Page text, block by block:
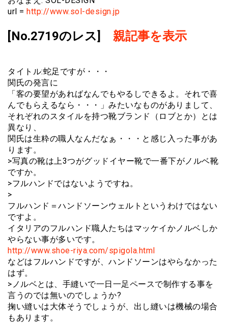
url = http://www.sol-design.jp
[No.2719のレス] 親記事を表示
タイトル:蛇足ですが・・・
関氏の発言に
「客の要望があればなんでもやるしできるよ。それで喜
んでもらえるなら・・・」みたいなものがありまして、
それぞれのスタイルを持つ靴ブランド（ロブとか）とは
異なり、
関氏は生粋の職人なんだなぁ・・・と感じ入った事があ
ります。
>写真の靴は上3つがグッドイヤー靴で一番下がノルベ靴
ですか。
>フルハンドではないようですね。
>
フルハンド＝ハンドソーンウェルトというわけではない
ですよ。
イタリアのフルハンド職人たちはマッケイかノルベしか
やらない事が多いです。
http://www.shoe-riya.com/spigola.html
などはフルハンドですが、ハンドソーンはやらなかった
はず。
>ノルベとは、手縫いで一日一足ペースで制作する事を
言うのでは無いのでしょうか?
掬い縫いは大体そうでしょうが、出し縫いは機械の場合
もあります。